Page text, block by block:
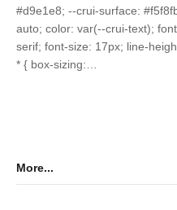
#d9e1e8; --crui-surface:
auto; color: var(--crui-text);
serif; font-size: 17px; line-
* { box-sizing:…
More...